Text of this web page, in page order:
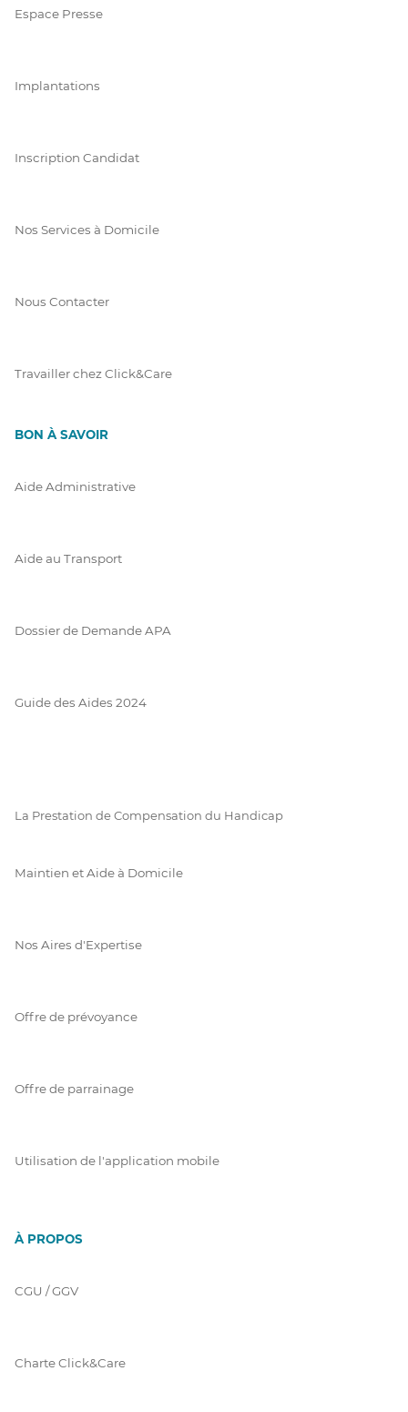
Espace Presse
Implantations
Inscription Candidat
Nos Services à Domicile
Nous Contacter
Travailler chez Click&Care
BON À SAVOIR
Aide Administrative
Aide au Transport
Dossier de Demande APA
Guide des Aides 2024
La Prestation de Compensation du Handicap
Maintien et Aide à Domicile
Nos Aires d'Expertise
Offre de prévoyance
Offre de parrainage
Utilisation de l'application mobile
À PROPOS
CGU / GGV
Charte Click&Care